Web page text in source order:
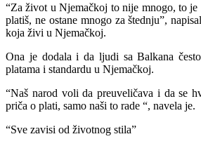
“Za život u Njemačkoj to nije mnogo, to je
platiš, ne ostane mnogo za štednju”,
koja živi u Njemačkoj.
Ona je dodala i da ljudi sa Balkana
platama i standardu u Njemačkoj.
“Naš narod voli da preuveličava i da se
priča o plati, samo naši to rade “, navela je.
“Sve zavisi od životnog stila”